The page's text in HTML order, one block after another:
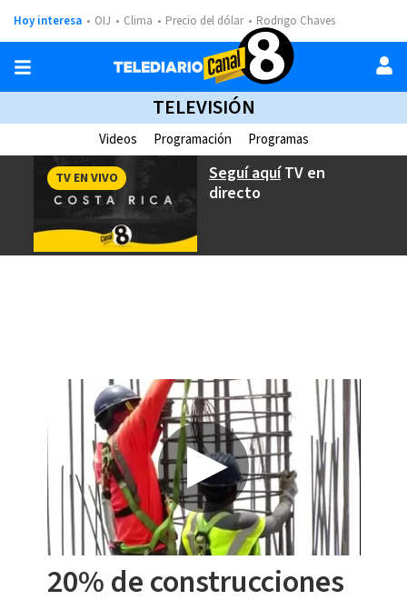
Hoy interesa OIJ Clima Precio del dólar Rodrigo Chaves
TELEVISIÓN
Videos Programación Programas
Seguí aquíTV en
directo
TV EN VIVO
20% de construcciones